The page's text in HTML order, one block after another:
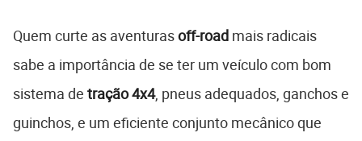
Quem curte as aventurasoff-road mais radicais
sabe a importância de se ter um veículo com bom
sistema de tração 4x4, pneus adequados, ganchos e
guinchos, e um eficiente conjunto mecânico que